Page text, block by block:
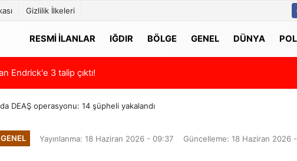
Gizlilik İlkeleri
RESMI İLANLAR IĞDIR BÖLGE GENEL DÜNYA
kritik program! İşte Misli'den günün altılı analizi… Hazırlık
DEAŞ operasyonu: 14 şüpheli yakalandı
GENEL Yayınlanma: 18 Haziran 2026 - 09:37 Güncelleme: 18 Haziran 2026